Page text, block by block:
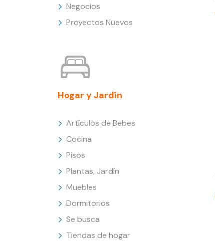
Negocios
Proyectos Nuevos
Hogar y Jardín
Artículos de Bebes
Cocina
Pisos
Plantas, Jardín
Muebles
Dormitorios
Se busca
Tiendas de hogar